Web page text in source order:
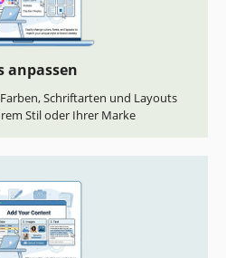
anpassen
Schriftarten und Layouts
Stil oder Ihrer Marke